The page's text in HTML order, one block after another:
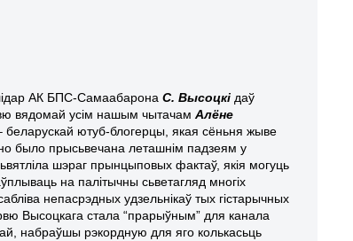
АК БПС-СамаабаронаС. Высоцкі даў
вядомай усім нашым чытачамАлёне
беларускай ютуб-блогерцы, якая сёньня жыве
было прысьвечана леташнім падзеям у
шэраг прынцыповых фактаў, якія могуць
на палітычны сьветагляд многіх
непасрэдных удзельнікаў тых гістарычных
Высоцкага стала “прарыўным” для канала
набраўшы рэкордную для яго колькасьць